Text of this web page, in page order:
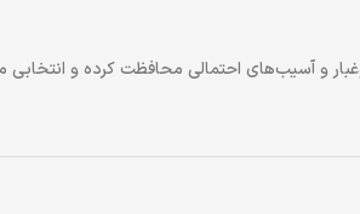
آسیب‌های احتمالی محافظت کرده و انتخابی